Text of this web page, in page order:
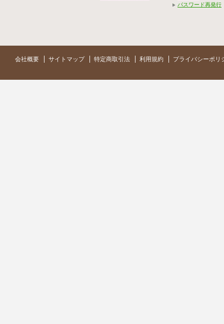
パスワード再発行
会社概要 サイトマップ 特定商取引法 利用規約 プライバシーポリ